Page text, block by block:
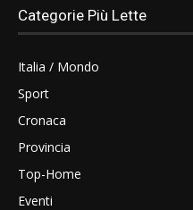
Categorie Più Lette
Italia / Mondo
Sport
Cronaca
Provincia
Top-Home
Eventi